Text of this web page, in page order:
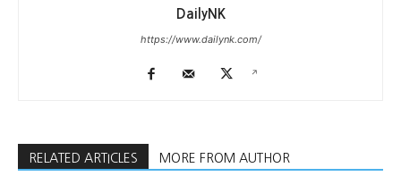
DailyNK
https://www.dailynk.com/
RELATED ARTICLES MORE FROM AUTHOR